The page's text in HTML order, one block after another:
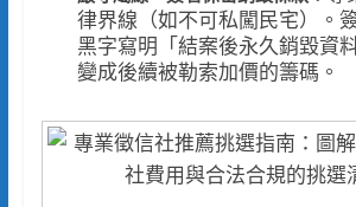
律界線（如不可私闖民宅）。
黑字寫明「結案後永久銷毀資
變成後續被勒索加價的籌碼。